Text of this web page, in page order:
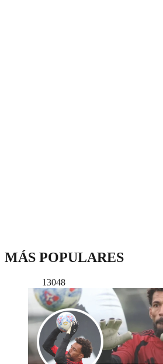
MÁS POPULARES
13048